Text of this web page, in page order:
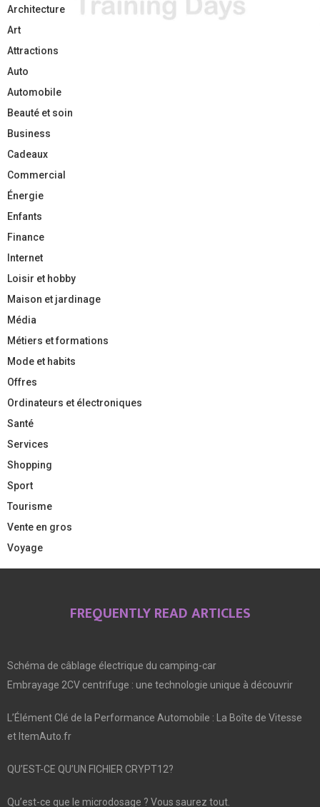
Architecture
Art
Attractions
Auto
Automobile
Beauté et soin
Business
Cadeaux
Commercial
Énergie
Enfants
Finance
Internet
Loisir et hobby
Maison et jardinage
Média
Métiers et formations
Mode et habits
Offres
Ordinateurs et électroniques
Santé
Services
Shopping
Sport
Tourisme
Vente en gros
Voyage
FREQUENTLY READ ARTICLES
Schéma de câblage électrique du camping-car
Embrayage 2CV centrifuge : une technologie unique à découvrir
L’Élément Clé de la Performance Automobile : La Boîte de Vitesse
et ItemAuto.fr
QU’EST-CE QU’UN FICHIER CRYPT12?
Qu’est-ce que le microdosage ? Vous saurez tout.